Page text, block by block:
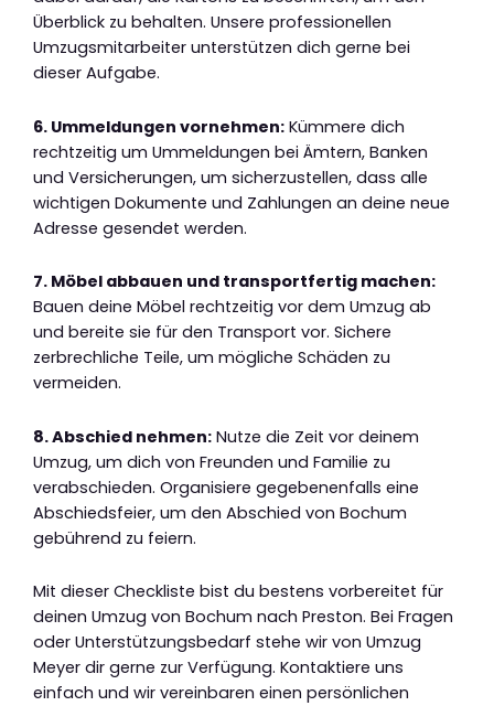
Überblick zu behalten. Unsere professionellen
Umzugsmitarbeiter unterstützen dich gerne bei
dieser Aufgabe.
6. Ummeldungen vornehmen: Kümmere dich
rechtzeitig um Ummeldungen bei Ämtern, Banken
und Versicherungen, um sicherzustellen, dass alle
wichtigen Dokumente und Zahlungen an deine neue
Adresse gesendet werden.
7. Möbel abbauen und transportfertig machen:
Bauen deine Möbel rechtzeitig vor dem Umzug ab
und bereite sie für den Transport vor. Sichere
zerbrechliche Teile, um mögliche Schäden zu
vermeiden.
8. Abschied nehmen: Nutze die Zeit vor deinem
Umzug, um dich von Freunden und Familie zu
verabschieden. Organisiere gegebenenfalls eine
Abschiedsfeier, um den Abschied von Bochum
gebührend zu feiern.
Mit dieser Checkliste bist du bestens vorbereitet für
deinen Umzug von Bochum nach Preston. Bei Fragen
oder Unterstützungsbedarf stehe wir von Umzug
Meyer dir gerne zur Verfügung. Kontaktiere uns
einfach und wir vereinbaren einen persönlichen